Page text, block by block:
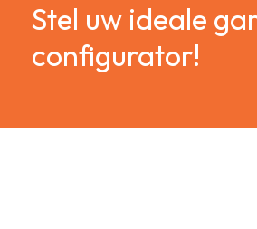
Stel uw ideale
configurator!